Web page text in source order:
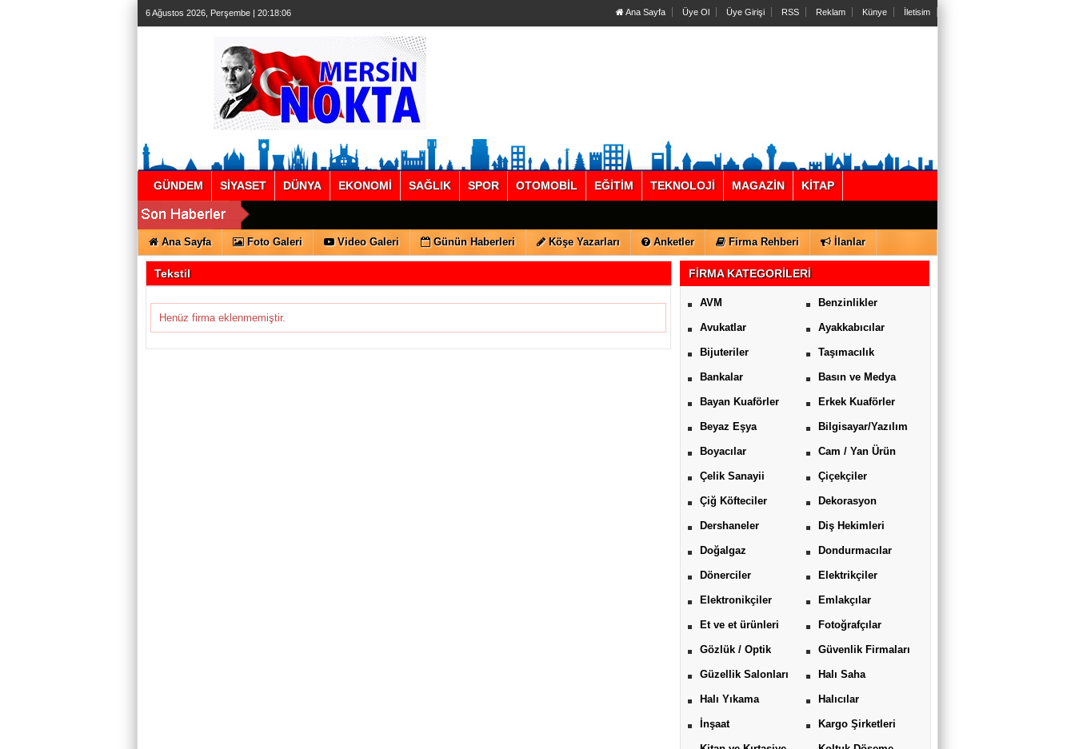
6 Ağustos 2026, Perşembe | 20:18:06 Ana Sayfa Üye Ol Üye Girişi RSS Reklam Künye İletisim
GÜNDEM SİYASET DÜNYA EKONOMİ SAĞLIK SPOR OTOMOBİL EĞİTİM TEKNOLOJİ MAGAZİN KİTAP
Ana Sayfa Foto Galeri Video Galeri Günün Haberleri Köşe Yazarları Anketler Firma Rehberi İlanlar
Tekstil
Henüz firma eklenmemiştir.
FİRMA KATEGORİLERİ
AVM Benzinlikler
Avukatlar Ayakkabıcılar
Bijuteriler Taşımacılık
Bankalar Basın ve Medya
Bayan Kuaförler Erkek Kuaförler
Beyaz Eşya Bilgisayar/Yazılım
Boyacılar Cam / Yan Ürün
Çelik Sanayii Çiçekçiler
Çiğ Köfteciler Dekorasyon
Dershaneler Diş Hekimleri
Doğalgaz Dondurmacılar
Dönerciler Elektrikçiler
Elektronikçiler Emlakçılar
Et ve et ürünleri Fotoğrafçılar
Gözlük / Optik Güvenlik Firmaları
Güzellik Salonları Halı Saha
Halı Yıkama Halıcılar
İnşaat Kargo Şirketleri